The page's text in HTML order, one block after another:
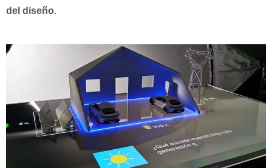
del diseño.